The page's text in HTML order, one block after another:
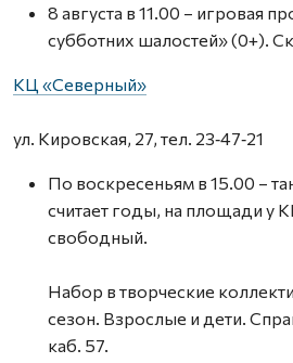
8 августа в 11.00 – игровая
субботних шалостей» (0+).
КЦ «Северный»
ул. Кировская, 27, тел. 23‑47‑21
По воскресеньям в 15.00 –
считает годы, на площади у
свободный.
Набор в творческие
сезон. Взрослые и дети.
каб. 57.